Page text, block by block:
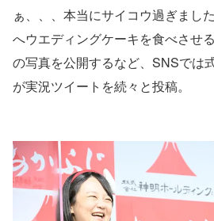
ぁ、、、本当にサイコウ過ぎました
へウエディングケーキを食べさせ
の写真を公開するなど、SNSでは
が実況ツイートを続々と投稿。